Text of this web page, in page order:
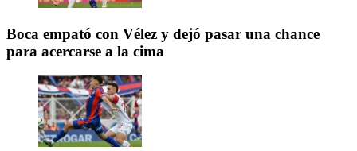
Boca empató con Vélez y dejó pasar una chance
para acercarse a la cima